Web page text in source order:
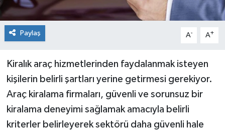
Paylaş A- A+
Kiralık araç hizmetlerinden faydalanmak isteyen
kişilerin belirli şartları yerine getirmesi gerekiyor.
Araç kiralama firmaları, güvenli ve sorunsuz bir
kiralama deneyimi sağlamak amacıyla belirli
kriterler belirleyerek sektörü daha güvenli hale